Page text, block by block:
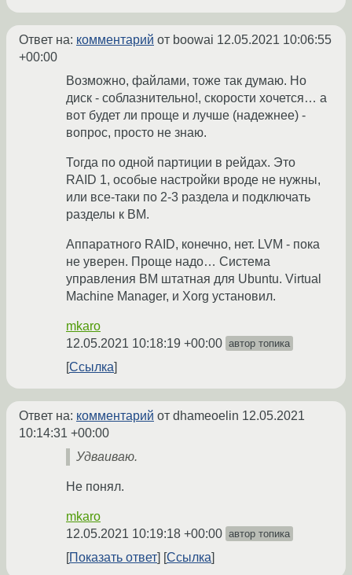
Ответ на: комментарий от boowai 12.05.2021 10:06:55
+00:00
Возможно, файлами, тоже так думаю. Но
диск - соблазнительно!, скорости хочется… а
вот будет ли проще и лучше (надежнее) -
вопрос, просто не знаю.
Тогда по одной партиции в рейдах. Это
RAID 1, особые настройки вроде не нужны,
или все-таки по 2-3 раздела и подключать
разделы к ВМ.
Аппаратного RAID, конечно, нет. LVM - пока
не уверен. Проще надо… Система
управления ВМ штатная для Ubuntu. Virtual
Machine Manager, и Xorg установил.
mkaro
12.05.2021 10:18:19 +00:00 автор топика
Ссылка
Ответ на: комментарий от dhameoelin 12.05.2021
10:14:31 +00:00
Удваиваю.
Не понял.
mkaro
12.05.2021 10:19:18 +00:00 автор топика
Показать ответ Ссылка